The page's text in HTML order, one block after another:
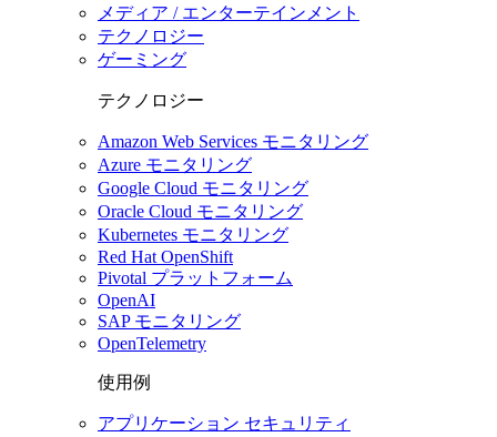
メディア / エンターテインメント
テクノロジー
ゲーミング
テクノロジー
Amazon Web Services モニタリング
Azure モニタリング
Google Cloud モニタリング
Oracle Cloud モニタリング
Kubernetes モニタリング
Red Hat OpenShift
Pivotal プラットフォーム
OpenAI
SAP モニタリング
OpenTelemetry
使用例
アプリケーション セキュリティ